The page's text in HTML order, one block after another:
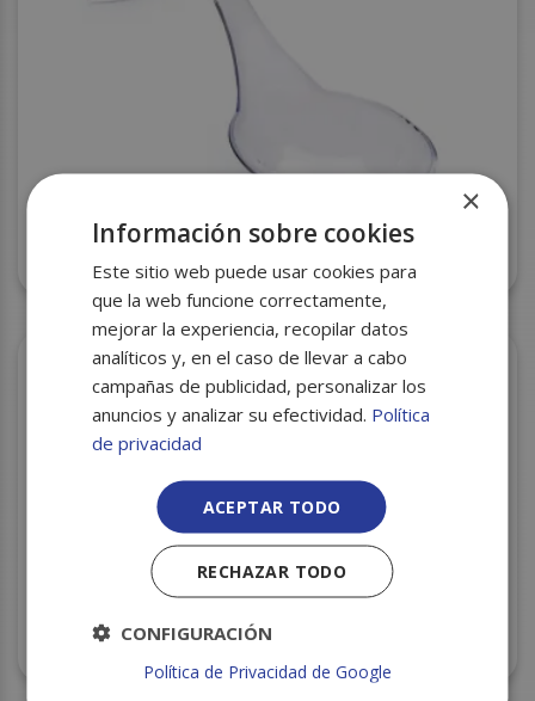
CUCHARA CATERING DEGUSTACION DS02 8CC
TAPA VASO CARTON 6OZ – 8OZ PQ. 100 UNID.
C/10 PQ BL
×
Información sobre cookies
Este sitio web puede usar cookies para
que la web funcione correctamente,
mejorar la experiencia, recopilar datos
analíticos y, en el caso de llevar a cabo
campañas de publicidad, personalizar los
anuncios y analizar su efectividad. Política
de privacidad
ACEPTAR TODO
RECHAZAR TODO
CONFIGURACIÓN
Política de Privacidad de Google